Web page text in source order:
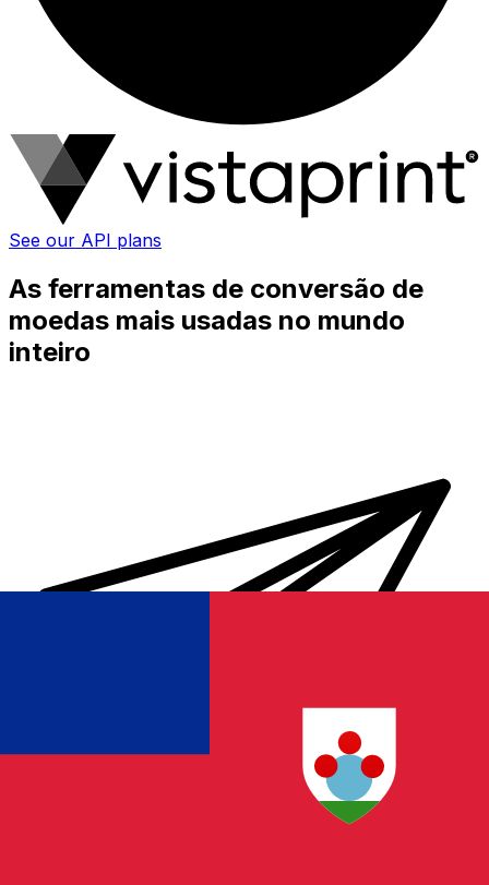
See our API plans
As ferramentas de conversão de
moedas mais usadas no mundo
inteiro